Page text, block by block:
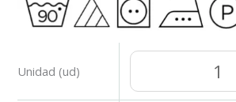
Unidad (ud)